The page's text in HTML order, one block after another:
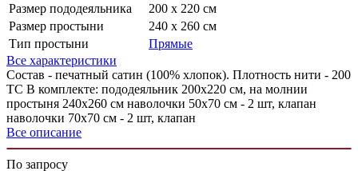
Размер пододеяльника
200 х 220 см
Размер простыни
240 х 260 см
Тип простыни
Прямые
Все характеристики
Состав - печатный сатин (100% хлопок). Плотность нити - 200
ТС В комплекте: пододеяльник 200х220 см, на молнии
простыня 240х260 см наволочки 50х70 см - 2 шт, клапан
наволочки 70х70 см - 2 шт, клапан
Все описание
По запросу